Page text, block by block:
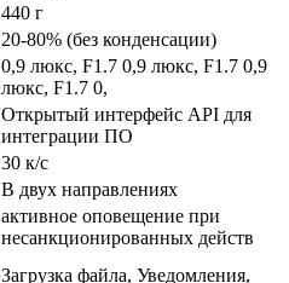
440 г
20-80% (без конденсации)
0,9 люкс, F1.7 0,9 люкс, F1.7 0,9
люкс, F1.7 0,
Открытый интерфейс API для
интеграции ПО
30 к/с
В двух направлениях
активное оповещение при
несанкционированных действ
Загрузка файла, Уведомления,